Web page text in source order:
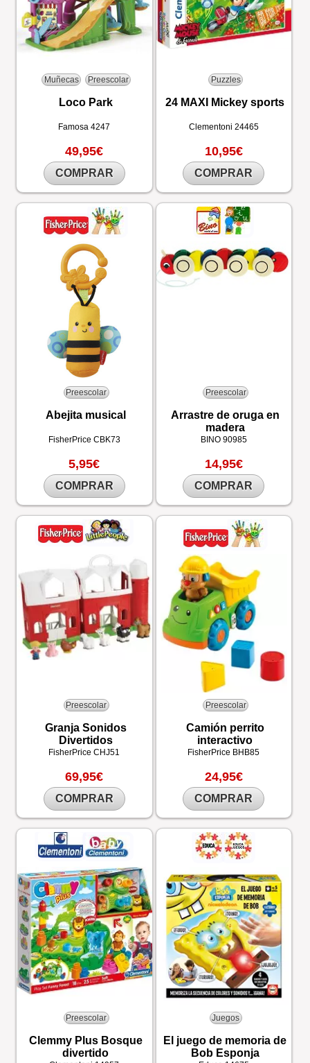
Muñecas Preescolar
Loco Park
Famosa4247
49,95€
COMPRAR
Puzzles
24 MAXI Mickey sports
Clementoni 24465
10,95€
COMPRAR
Preescolar
Abejita musical
FisherPrice CBK73
5,95€
COMPRAR
Preescolar
Arrastre de oruga en
madera
BINO 90985
14,95€
COMPRAR
Preescolar
Granja Sonidos
Divertidos
FisherPriceCHJ51
69,95€
COMPRAR
Preescolar
Camión perrito
interactivo
FisherPrice BHB85
24,95€
COMPRAR
Preescolar
Clemmy Plus Bosque
divertido
Juegos
El juego de memoria de
Bob Esponja